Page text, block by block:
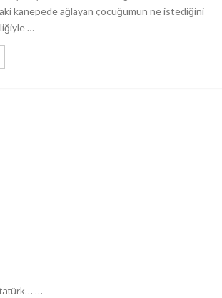
kanepede ağlayan çocuğumun ne istediğini
…
…